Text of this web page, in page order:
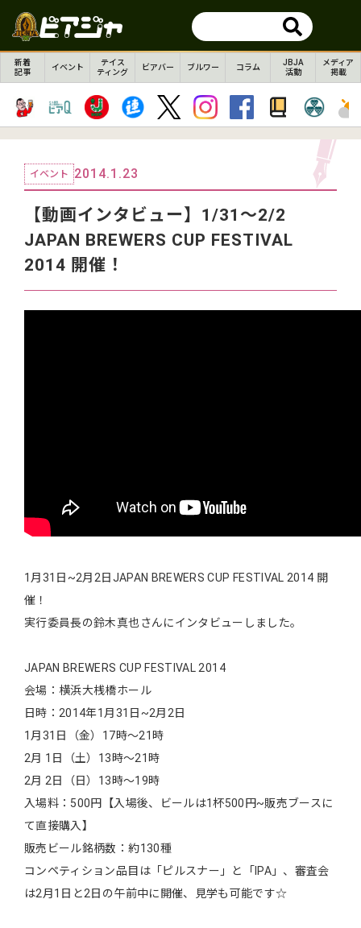
新着
記事
イベント
テイス
ティング
ビアバー ブルワー コラム
JBJA
活動
メディア
掲載
イベント 2014.1.23
【動画インタビュー】1/31〜2/2
JAPAN BREWERS CUP FESTIVAL
2014 開催！
1月31日~2月2日JAPAN BREWERS CUP FESTIVAL 2014 開
催！
実行委員長の鈴木真也さんにインタビューしました。
JAPAN BREWERS CUP FESTIVAL 2014
会場：横浜大桟橋ホール
日時：2014年1月31日~2月2日
1月31日（金）17時～21時
2月 1日（土）13時～21時
2月 2日（日）13時～19時
入場料：500円【入場後、ビールは1杯500円~販売ブースに
て直接購入】
販売ビール銘柄数：約130種
コンペティション品目は「ピルスナー」と「IPA」、審査会
は2月1日と2日の午前中­に開催、見学も可能です☆